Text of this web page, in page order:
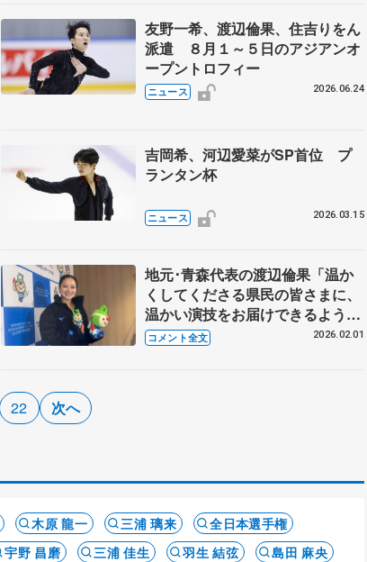
友野一希、渡辺倫果、住吉りをん
派遣 ８月１～５日のアジアンオ
ープントロフィー
ニュース 2026.06.24
吉岡希、河辺愛菜がSP首位 プ
ランタン杯
ニュース 2026.03.15
地元･青森代表の渡辺倫果「温か
くしてくださる県民の皆さまに、
温かい演技をお届けできるよう
に」【国民スポーツ大会冬季大会
成年女子フリー】
コメント全文 2026.02.01
22 次へ
木原 龍一 三浦 璃来
全日本選手権
宇野 昌磨 三浦 佳生 羽生 結弦
島田 麻央